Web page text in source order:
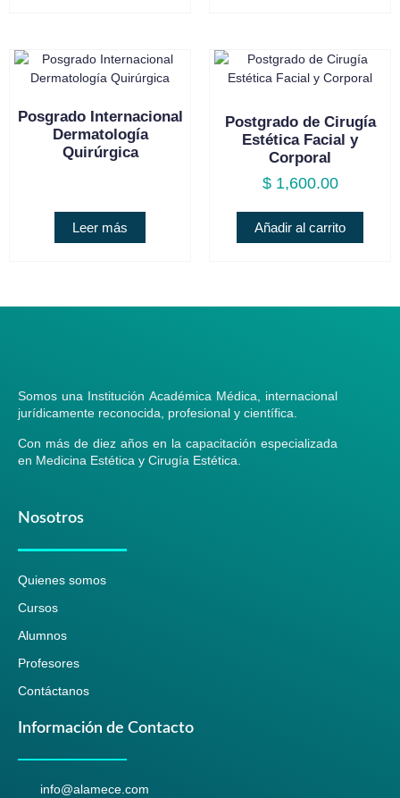
Posgrado Internacional
Dermatología
Quirúrgica
Leer más
Postgrado de Cirugía
Estética Facial y
Corporal
$1,600.00
Añadir al carrito
Somos una Institución Académica Médica, internacional
jurídicamente reconocida, profesional y científica.
Con más de diez años en la capacitación especializada
en Medicina Estética y Cirugía Estética.
Nosotros
Quienes somos
Cursos
Alumnos
Profesores
Contáctanos
Información de Contacto
info@alamece.com